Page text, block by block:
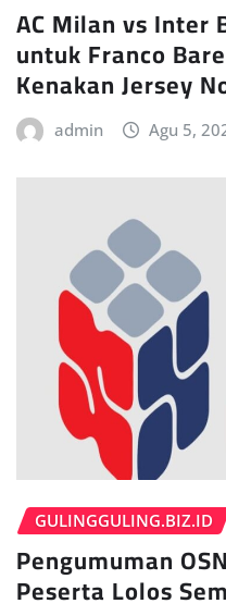
AC Milan vs Inter
untuk Franco
Kenakan Jersey
admin Agu 5,
GULINGGULING.BIZ.ID
Pengumuman
Peserta Lolos